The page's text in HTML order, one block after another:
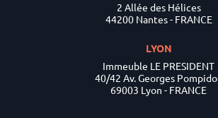
2 Allée des Hélices
44200 Nantes - FRANCE
LYON
Immeuble LE PRESIDENT
40/42 Av. Georges
69003 Lyon - FRANCE